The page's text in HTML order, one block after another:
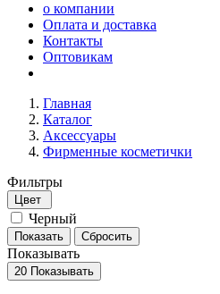
о компании
Оплата и доставка
Контакты
Оптовикам
Главная
Каталог
Аксессуары
Фирменные косметички
Фильтры
Цвет
Черный
Показывать
20 Показывать